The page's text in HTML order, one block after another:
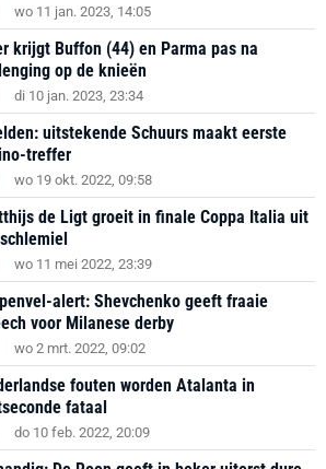
wo 11 jan. 2023, 14:05
krijgt Buffon (44) en Parma pas na
op de knieën
di 10 jan. 2023, 23:34
uitstekende Schuurs maakt eerste
treffer
wo 19 okt. 2022, 09:58
de Ligt groeit in finale Coppa Italia uit
wo 11 mei 2022, 23:39
alert: Shevchenko geeft fraaie
voor Milanese derby
wo 2 mrt. 2022, 09:02
fouten worden Atalanta in
fataal
do 10 feb. 2022, 20:09